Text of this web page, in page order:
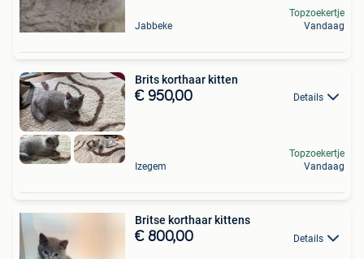
Jabbeke
Topzoekertje
Vandaag
Brits korthaar kitten
€ 950,00 Details
Izegem
Topzoekertje
Vandaag
Britse korthaar kittens
€ 800,00 Details